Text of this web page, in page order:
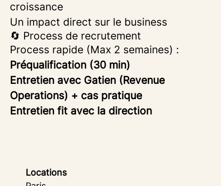
croissance
Un impact direct sur le business
🔄 Process de recrutement
Process rapide (Max 2 semaines) :
Préqualification (30 min)
Entretien avec Gatien (Revenue
Operations) + cas pratique
Entretien fit avec la direction
Locations